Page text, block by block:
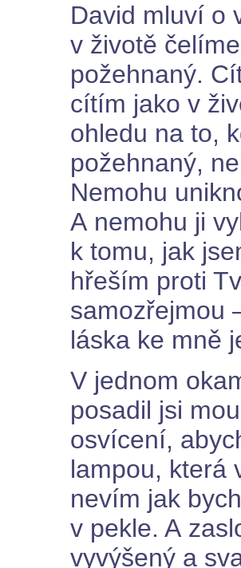
David mluví o
v životě
požehnaný.
cítím jako v
ohledu na to,
požehnaný,
Nemohu
A nemohu ji
k tomu, jak
hřeším proti
samozřejmou
láska ke mně
V jednom
posadil jsi
osvícení,
lampou, která
nevím jak
v pekle. A
vyvýšený a